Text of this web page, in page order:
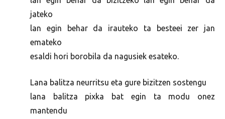
jateko
lan egin behar da irauteko ta besteei zer jan
emateko
esaldi hori borobila da nagusiek esateko.
Lana balitza neurritsu eta gure bizitzen sostengu
lana balitza pixka bat egin ta modu onez
mantendu